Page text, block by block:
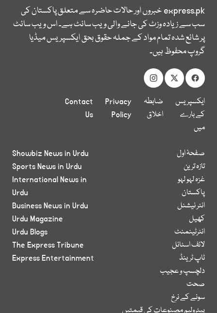
express.pkخبروں اور حالات حاضرہ سے متعلق پاکستان کی
سب سے زیادہ وزٹ کی جانے والی ویب سائٹ ہے۔ اس ویب سائٹ
پر شائع شدہ تمام مواد کے جملہ حقوق بحق ایکسپریس میڈیا
گروپ محفوظ ہیں۔
ایکسپریس
کے بارے
میں
ضابطہ
اخلاق
Privacy
Policy
Contact
Us
صفحۂ اول
تازہ ترین
غزہ لہو لہو
پاکستان
انٹر نیشنل
کھیل
انٹرٹینمنٹ
لائف اسٹائل
ٹاپ ٹرینڈ
دلچسپ و عجیب
صحت
سونے کے نرخ
پیٹرولیم مصنوعات کی قیمتیں
Showbiz News in Urdu
Sports News in Urdu
International News in
Urdu
Business News in Urdu
Urdu Magazine
Urdu Blogs
The Express Tribune
Express Entertainment